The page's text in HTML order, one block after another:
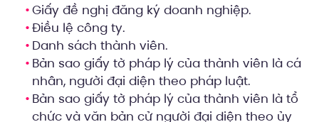
Giấy đề nghị đăng ký doanh nghiệp.
Điều lệ công ty.
Danh sách thành viên.
Bản sao giấy tờ pháp lý của thành viên là cá
nhân, người đại diện theo pháp luật.
Bản sao giấy tờ pháp lý của thành viên là tổ
chức và văn bản cử người đại diện theo ủy